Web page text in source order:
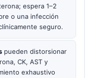
espera 1–2
o una infección
seguro.
pueden distorsionar
CK, AST y
exhaustivo